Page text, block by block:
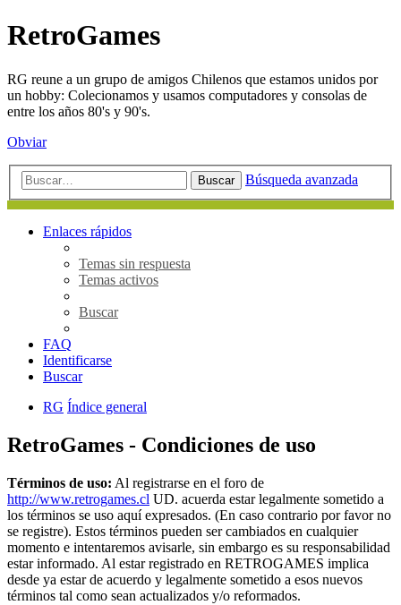
RetroGames
RG reune a un grupo de amigos Chilenos que estamos unidos por
un hobby: Colecionamos y usamos computadores y consolas de
entre los años 80's y 90's.
Obviar
Buscar Búsqueda avanzada
Enlaces rápidos
Temas sin respuesta
Temas activos
Buscar
FAQ
Identificarse
Buscar
RG Índice general
RetroGames - Condiciones de uso
Términos de uso: Al registrarse en el foro de
http://www.retrogames.cl UD. acuerda estar legalmente sometido a
los términos se uso aquí expresados. (En caso contrario por favor no
se registre). Estos términos pueden ser cambiados en cualquier
momento e intentaremos avisarle, sin embargo es su responsabilidad
estar informado. Al estar registrado en RETROGAMES implica
desde ya estar de acuerdo y legalmente sometido a esos nuevos
términos tal como sean actualizados y/o reformados.